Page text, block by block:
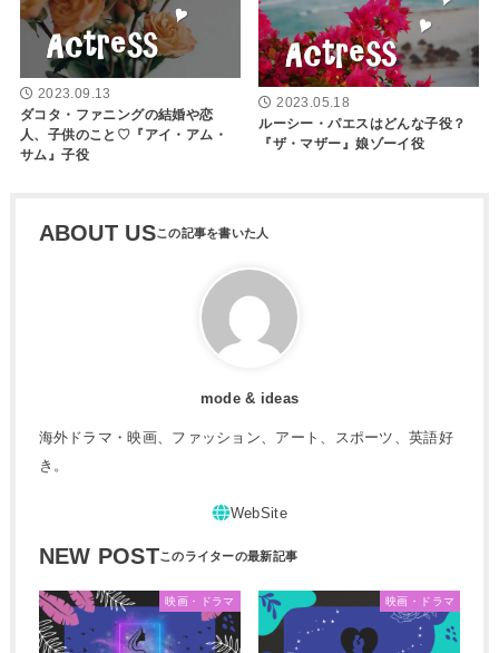
2023.09.13
ダコタ・ファニングの結婚や恋
人、子供のこと♡『アイ・アム・
サム』子役
2023.05.18
ルーシー・パエスはどんな子役？
『ザ・マザー』娘ゾーイ役
ABOUT US
mode & ideas
海外ドラマ・映画、ファッション、アート、スポーツ、英語好
き。
NEW POST
映画・ドラマ 映画・ドラマ